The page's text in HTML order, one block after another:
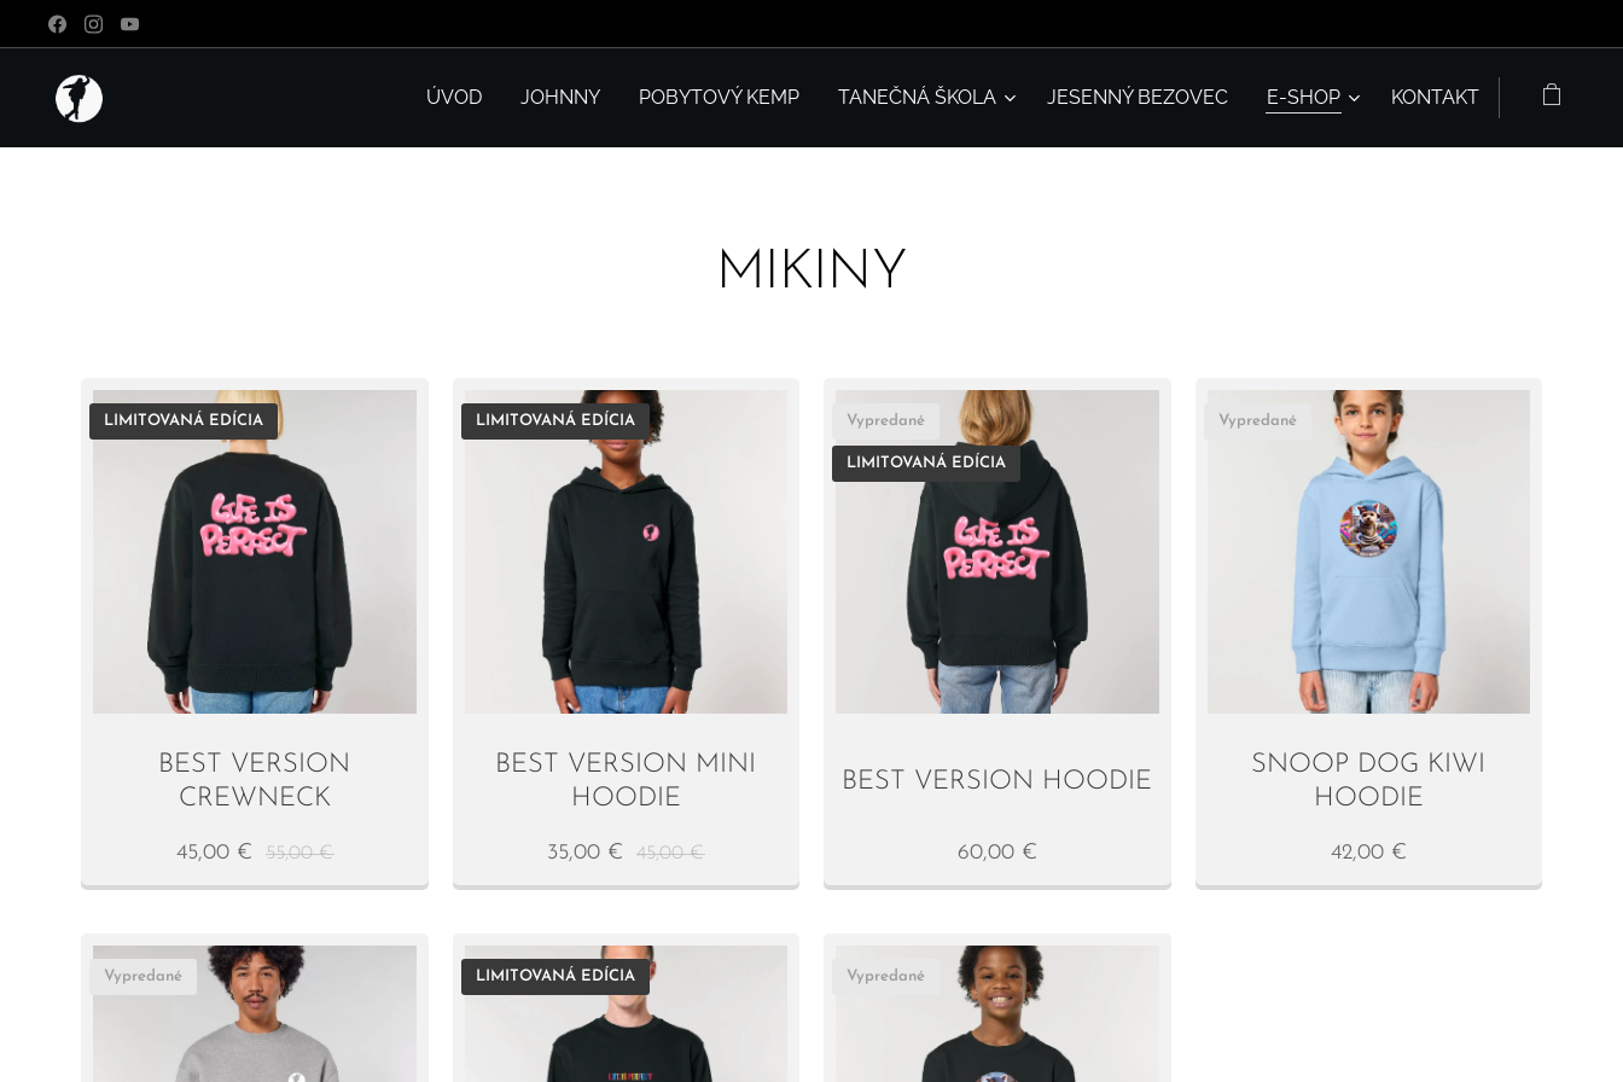
ÚVOD JOHNNY POBYTOVÝ KEMP TANEČNÁ ŠKOLA JESENNÝ BEZOVEC E-SHOP KONTAKT
MIKINY
BEST VERSION
CREWNECK
LIMITOVANÁ EDÍCIA
45,00€ 55,00€
BEST VERSION MINI
HOODIE
LIMITOVANÁ EDÍCIA
35,00 € 45,00€
BEST VERSION HOODIE
Vypredané
LIMITOVANÁ EDÍCIA
60,00€
SNOOP DOG KIWI
HOODIE
Vypredané
42,00€
Vypredané LIMITOVANÁ EDÍCIA Vypredané